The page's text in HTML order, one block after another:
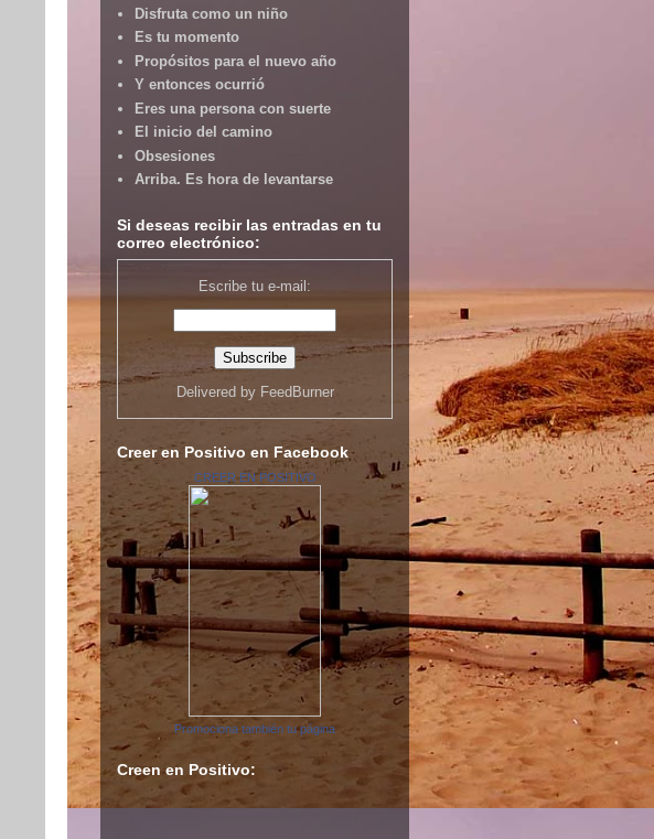
Disfruta como un niño
Es tu momento
Propósitos para el nuevo año
Y entonces ocurrió
Eres una persona con suerte
El inicio del camino
Obsesiones
Arriba. Es hora de levantarse
Si deseas recibir las entradas en tu
correo electrónico:
Escribe tu e-mail:
Delivered by FeedBurner
Creer en Positivo en Facebook
CREER EN POSITIVO
Promociona también tu página
Creen en Positivo: